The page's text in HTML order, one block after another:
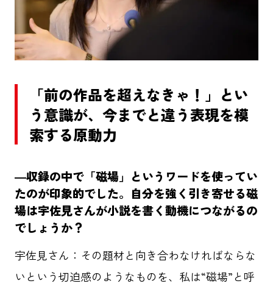
「前の作品を超えなきゃ！」とい
う意識が、今までと違う表現を模
索する原動力
―収録の中で「磁場」というワードを使ってい
たのが印象的でした。自分を強く引き寄せる磁
場は宇佐見さんが小説を書く動機につながるの
でしょうか？
宇佐見さん：その題材と向き合わなければならな
いという切迫感のようなものを、私は“磁場”と呼